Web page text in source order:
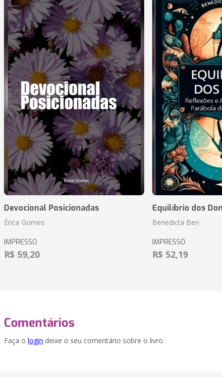
Devocional Posicionadas
Érica Gomes
IMPRESSO
R$ 59,20
Equilíbrio dos
Benedicta Ben
IMPRESSO
R$ 52,19
Comentários
Faça o login deixe o seu comentário sobre o livro.